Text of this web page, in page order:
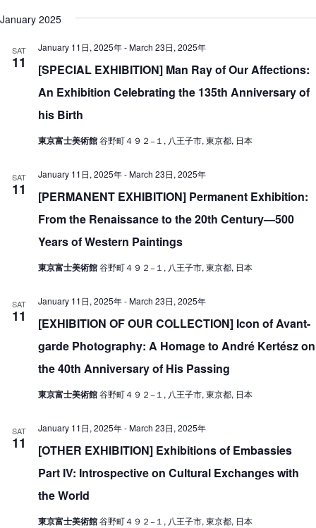
January 2025
SAT
11
[SPECIAL EXHIBITION] Man Ray of Our Affections:
An Exhibition Celebrating the 135th Anniversary of
his Birth
January 11日, 2025年-March 23日, 2025年
東京富士美術館谷野町４９２−１, 八王子市, 東京都, 日本
SAT
11
[PERMANENT EXHIBITION] Permanent Exhibition:
From the Renaissance to the 20th Century—500
Years of Western Paintings
January 11日, 2025年-March 23日, 2025年
東京富士美術館谷野町４９２−１, 八王子市, 東京都, 日本
SAT
11
[EXHIBITION OF OUR COLLECTION] Icon of Avant-
garde Photography: A Homage to André Kertész on
the 40th Anniversary of His Passing
January 11日, 2025年-March 23日, 2025年
東京富士美術館谷野町４９２−１, 八王子市, 東京都, 日本
SAT
11
[OTHER EXHIBITION] Exhibitions of Embassies
Part IV: Introspective on Cultural Exchanges with
the World
January 11日, 2025年-March 23日, 2025年
東京富士美術館谷野町４９２−１, 八王子市, 東京都, 日本